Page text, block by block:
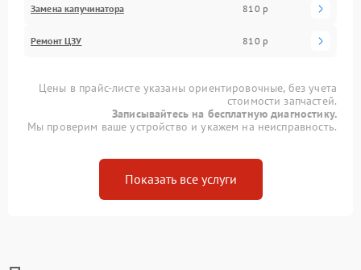
Замена капучинатора 810 р
Ремонт ЦЗУ 810 р
Цены в прайс-листе указаны ориентировочные, без учета
стоимости запчастей.
Записывайтесь на бесплатную диагностику.
Мы проверим ваше устройство и укажем на неисправность.
Показать все услуги